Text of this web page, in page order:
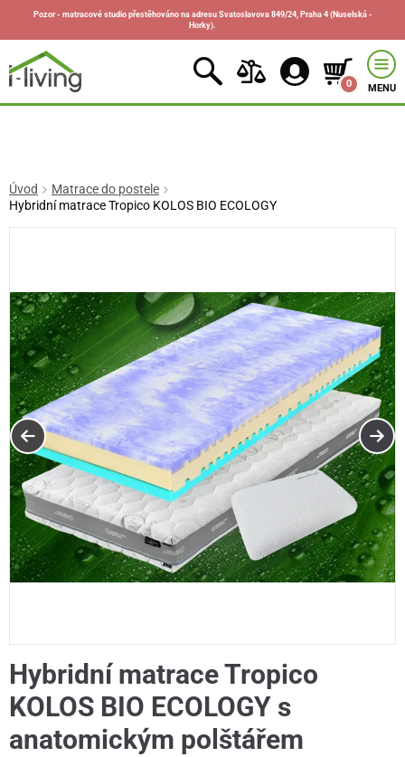
Pozor - matracové studio přestěhováno na adresu Svatoslavova 849/24, Praha 4 (Nuselská -
Horky).
0 MENU
Úvod
Matrace do postele
Hybridní matrace Tropico KOLOS BIO ECOLOGY
Hybridní matrace Tropico
KOLOS BIO ECOLOGY s
anatomickým polštářem